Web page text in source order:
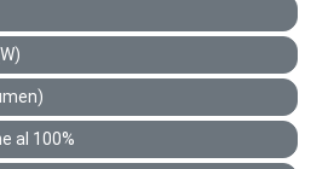
al 100%